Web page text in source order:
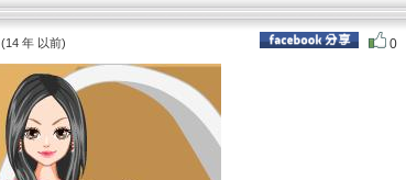
(14 年 以前) 0